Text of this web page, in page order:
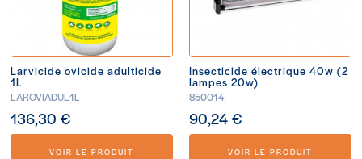
Larvicide ovicide adulticide
1L
LAROVIADUL1L
136,30 €
VOIR LE PRODUIT
Insecticide électrique 40w (2
lampes 20w)
850014
90,24 €
VOIR LE PRODUIT